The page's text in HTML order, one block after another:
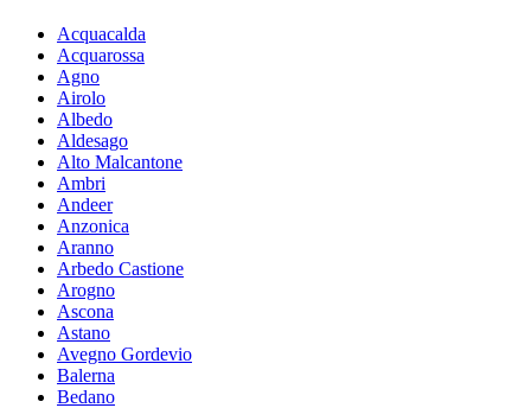
Acquacalda
Acquarossa
Agno
Airolo
Albedo
Aldesago
Alto Malcantone
Ambri
Andeer
Anzonica
Aranno
Arbedo Castione
Arogno
Ascona
Astano
Avegno Gordevio
Balerna
Bedano